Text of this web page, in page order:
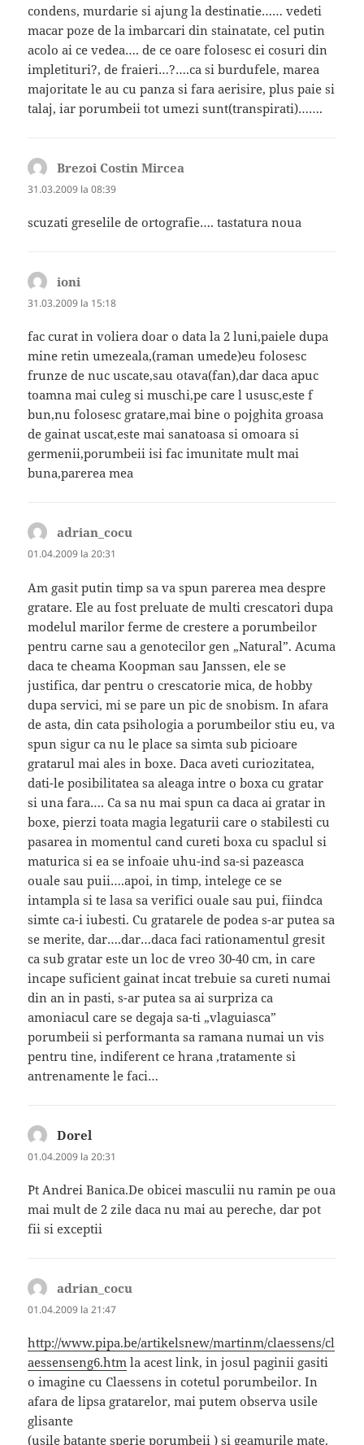
condens, murdarie si ajung la destinatie…… vedeti
macar poze de la imbarcari din stainatate, cel putin
acolo ai ce vedea…. de ce oare folosesc ei cosuri din
impletituri?, de fraieri…?….ca si burdufele, marea
majoritate le au cu panza si fara aerisire, plus paie si
talaj, iar porumbeii tot umezi sunt(transpirati)…….
Brezoi Costin Mircea
31.03.2009 la 08:39
scuzati greselile de ortografie…. tastatura noua
ioni
31.03.2009 la 15:18
fac curat in voliera doar o data la 2 luni,paiele dupa
mine retin umezeala,(raman umede)eu folosesc
frunze de nuc uscate,sau otava(fan),dar daca apuc
toamna mai culeg si muschi,pe care l ususc,este f
bun,nu folosesc gratare,mai bine o pojghita groasa
de gainat uscat,este mai sanatoasa si omoara si
germenii,porumbeii isi fac imunitate mult mai
buna,parerea mea
adrian_cocu
01.04.2009 la 20:31
Am gasit putin timp sa va spun parerea mea despre
gratare. Ele au fost preluate de multi crescatori dupa
modelul marilor ferme de crestere a porumbeilor
pentru carne sau a genotecilor gen „Natural”. Acuma
daca te cheama Koopman sau Janssen, ele se
justifica, dar pentru o crescatorie mica, de hobby
dupa servici, mi se pare un pic de snobism. In afara
de asta, din cata psihologia a porumbeilor stiu eu, va
spun sigur ca nu le place sa simta sub picioare
gratarul mai ales in boxe. Daca aveti curiozitatea,
dati-le posibilitatea sa aleaga intre o boxa cu gratar
si una fara…. Ca sa nu mai spun ca daca ai gratar in
boxe, pierzi toata magia legaturii care o stabilesti cu
pasarea in momentul cand cureti boxa cu spaclul si
maturica si ea se infoaie uhu-ind sa-si pazeasca
ouale sau puii….apoi, in timp, intelege ce se
intampla si te lasa sa verifici ouale sau pui, fiindca
simte ca-i iubesti. Cu gratarele de podea s-ar putea sa
se merite, dar….dar…daca faci rationamentul gresit
ca sub gratar este un loc de vreo 30-40 cm, in care
incape suficient gainat incat trebuie sa cureti numai
din an in pasti, s-ar putea sa ai surpriza ca
amoniacul care se degaja sa-ti „vlaguiasca”
porumbeii si performanta sa ramana numai un vis
pentru tine, indiferent ce hrana ,tratamente si
antrenamente le faci…
Dorel
01.04.2009 la 20:31
`Pt Andrei Banica.De obicei masculii nu ramin pe oua
mai mult de 2 zile daca nu mai au pereche, dar pot
fii si exceptii
adrian_cocu
01.04.2009 la 21:47
http://www.pipa.be/artikelsnew/martinm/claessens/cl
aessenseng6.htm la acest link, in josul paginii gasiti
o imagine cu Claessens in cotetul porumbeilor. In
afara de lipsa gratarelor, mai putem observa usile
glisante
(usile batante sperie porumbeii ) si geamurile mate.